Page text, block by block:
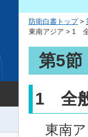
防衛白書トップ>
東南アジア > 1
第5
1 全
東南